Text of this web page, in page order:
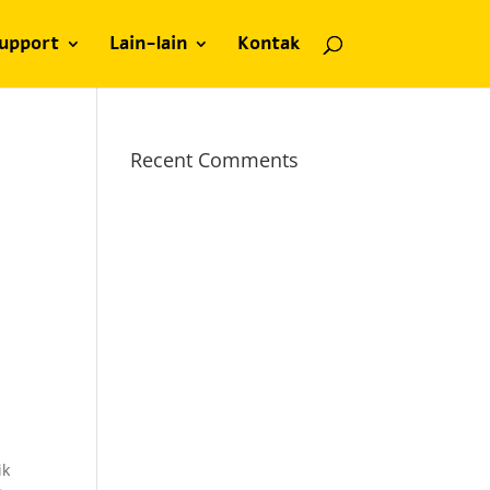
Lain-lain Kontak
Recent Comments